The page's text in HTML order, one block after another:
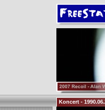
Koncert -